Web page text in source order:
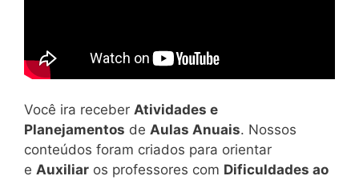
Você ira receber Atividades e
Planejamentos de Aulas Anuais. Nossos
conteúdos foram criados para orientar
e Auxiliar os professores com Dificuldades ao